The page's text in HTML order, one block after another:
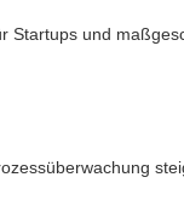
Startups und